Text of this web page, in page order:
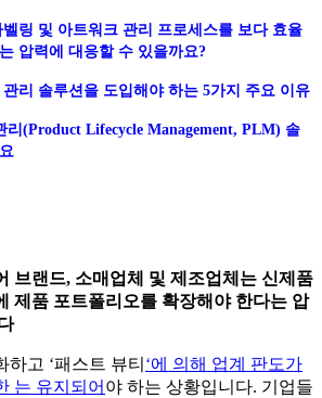
링 및 아트워크 관리 프로세스를 보다 효율
압력에 대응할 수 있을까요?
리 솔루션을 도입해야 하는 5가지 주요 이유
리(Product Lifecycle Management, PLM) 솔
브랜드, 소매업체 및 제조업체는 신제품
제품 포트폴리오를 확장해야 한다는 압
고 ‘패스트 뷰티 ‘에 의해 업계 판도가
는 유지되어 야 하는 상황입니다. 기업들